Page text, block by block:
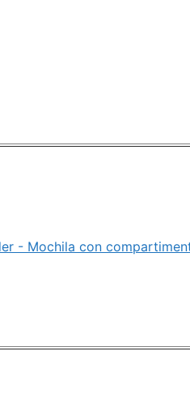
- Mochila con